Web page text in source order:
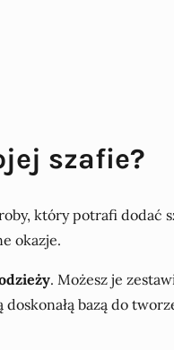
szafie?
który potrafi
okazje.
. Możesz je
bazą do